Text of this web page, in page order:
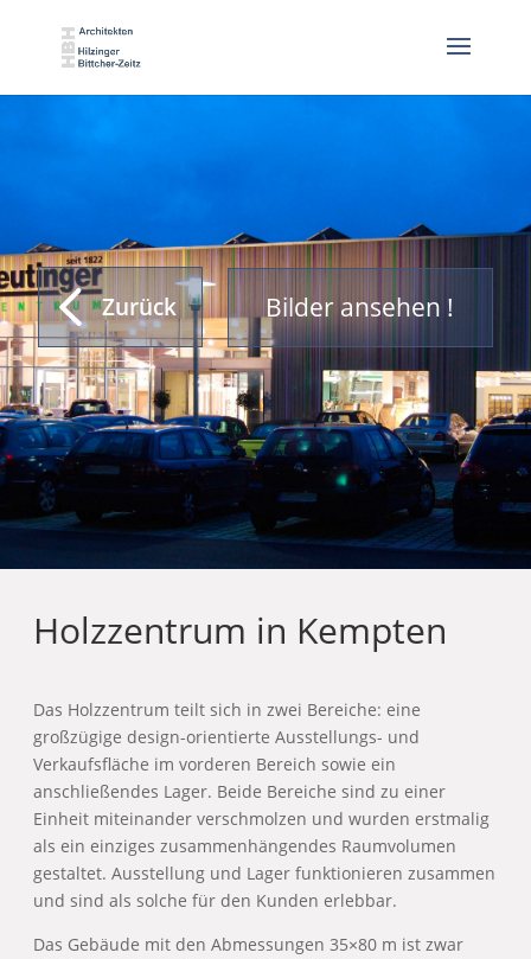
Holzzentrum in Kempten
Das Holzzentrum teilt sich in zwei Bereiche: eine
großzügige design-orientierte Ausstellungs- und
Verkaufsfläche im vorderen Bereich sowie ein
anschließendes Lager. Beide Bereiche sind zu einer
Einheit miteinander verschmolzen und wurden erstmalig
als ein einziges zusammenhängendes Raumvolumen
gestaltet. Ausstellung und Lager funktionieren zusammen
und sind als solche für den Kunden erlebbar.
Das Gebäude mit den Abmessungen 35×80 m ist zwar
Zurück Bilder ansehen !